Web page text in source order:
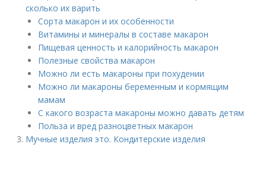
сколько их варить
Сорта макарон и их особенности
Витамины и минералы в составе макарон
Пищевая ценность и калорийность макарон
Полезные свойства макарон
Можно ли есть макароны при похудении
Можно ли макароны беременным и кормящим
мамам
С какого возраста макароны можно давать детям
Польза и вред разноцветных макарон
Мучные изделия это. Кондитерские изделия